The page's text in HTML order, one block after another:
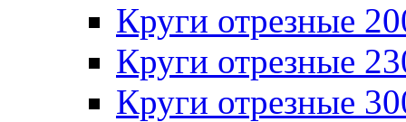
Круги отрезные
Круги отрезные
Круги отрезные